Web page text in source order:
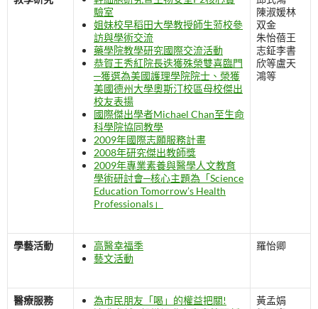
驗室
姐妹校早稻田大學教授師生蒞校參
訪與學術交流
藥學院教學研究國際交流活動
恭賀王秀紅院長迭獲殊榮雙喜臨門
─獲選為美國護理學院院士、榮獲
美國德州大學奧斯汀校區母校傑出
校友表揚
國際傑出學者Michael Chan至生命
科學院協同教學
2009年國際志願服務計畫
2008年研究傑出教師獎
2009年專業素養與醫學人文教育
學術研討會─核心主題為「Science
Education Tomorrow’s Health
Professionals」
陳淑媛林
双金
朱怡蓓王
志鉦李書
欣等盧天
鴻等
學藝活動
高醫幸福季
藝文活動
羅怡卿
醫療服務
為市民朋友「喝」的權益把關!
黃孟娟